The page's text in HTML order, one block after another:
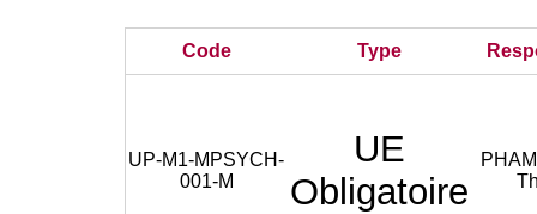
Code Type
UP-M1-MPSYCH-
001-M
UE
Obligatoire